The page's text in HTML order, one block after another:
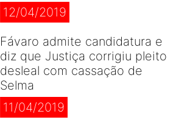
12/04/2019
Fávaro admite candidatura e
diz que Justiça corrigiu pleito
desleal com cassação de
Selma
11/04/2019